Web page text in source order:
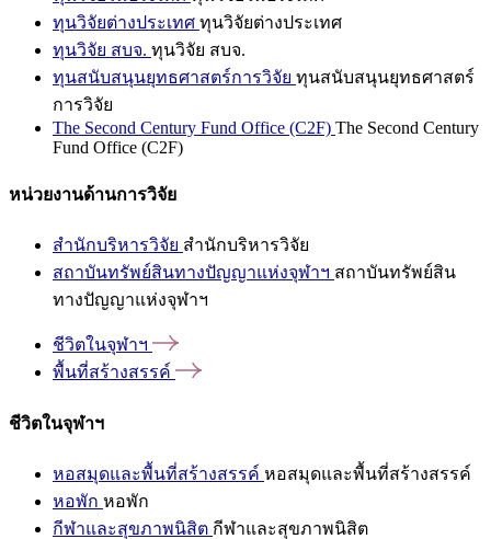
ทุนวิจัยต่างประเทศ ทุนวิจัยต่างประเทศ
ทุนวิจัย สบจ. ทุนวิจัย สบจ.
ทุนสนับสนุนยุทธศาสตร์การวิจัย ทุนสนับสนุนยุทธศาสตร์
การวิจัย
The Second Century Fund Office (C2F) The Second Century
Fund Office (C2F)
หน่วยงานด้านการวิจัย
สำนักบริหารวิจัย สำนักบริหารวิจัย
สถาบันทรัพย์สินทางปัญญาแห่งจุฬาฯ สถาบันทรัพย์สิน
ทางปัญญาแห่งจุฬาฯ
ชีวิตในจุฬาฯ
พื้นที่สร้างสรรค์
ชีวิตในจุฬาฯ
หอสมุดและพื้นที่สร้างสรรค์ หอสมุดและพื้นที่สร้างสรรค์
หอพัก หอพัก
กีฬาและสุขภาพนิสิต กีฬาและสุขภาพนิสิต